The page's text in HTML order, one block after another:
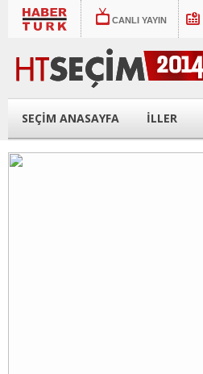
CANLI YAYIN
SEÇİM ANASAYFA İLLER